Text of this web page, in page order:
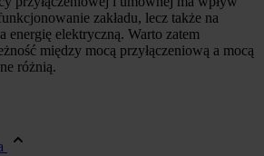
zakładu, lecz także na
energię elektryczną. Warto zatem
między mocą przyłączeniową a mocą
różnią.